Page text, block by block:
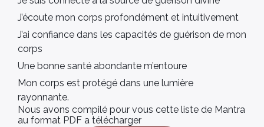
J’écoute mon corps profondément et intuitivement
J’ai confiance dans les capacités de guérison de mon
corps
Une bonne santé abondante m’entoure
Mon corps est protégé dans une lumière
rayonnante.
Nous avons compilé pour vous cette liste de Mantra
au format PDF a télécharger